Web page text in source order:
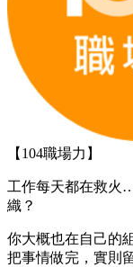
【104職場力】
工作每天都在救火
織？
你大概也在自己的
把事情做完，實則